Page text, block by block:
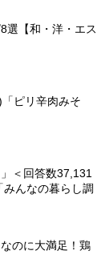
選【和・洋・エス
ピリ辛肉みそ
＜回答数37,131
んなの暮らし調
のに大満足！鶏